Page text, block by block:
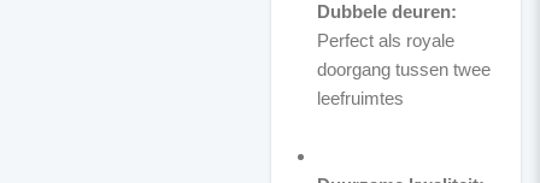
Dubbele deuren:
Perfect als royale
doorgang tussen twee
leefruimtes